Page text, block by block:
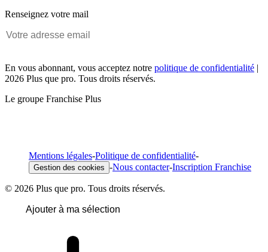
Renseignez votre mail
En vous abonnant, vous acceptez notre politique de confidentialité |
2026 Plus que pro. Tous droits réservés.
Le groupe Franchise Plus
Mentions légales-Politique de confidentialité-
Gestion des cookies -Nous contacter-Inscription Franchise
© 2026 Plus que pro. Tous droits réservés.
Ajouter à ma sélection